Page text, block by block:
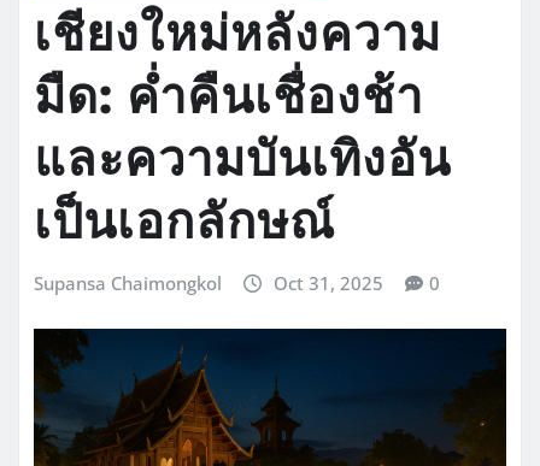
เชียงใหม่หลังความ
มืด: ค่ำคืนเชื่องช้า
และความบันเทิงอัน
เป็นเอกลักษณ์
Supansa Chaimongkol Oct 31, 2025 0